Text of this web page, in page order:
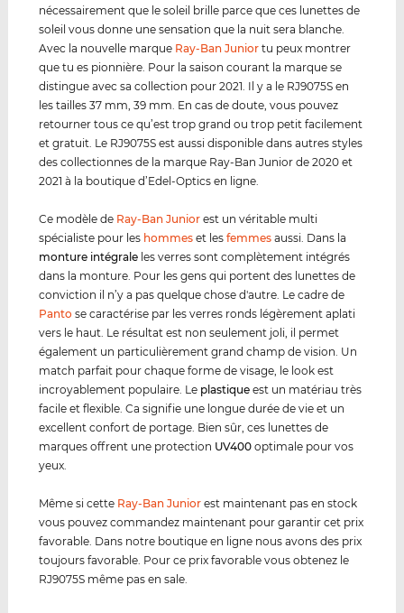
nécessairement que le soleil brille parce que ces lunettes de
soleil vous donne une sensation que la nuit sera blanche.
Avec la nouvelle marque Ray-Ban Junior tu peux montrer
que tu es pionnière. Pour la saison courant la marque se
distingue avec sa collection pour 2021. Il y a le RJ9075S en
les tailles 37 mm, 39 mm. En cas de doute, vous pouvez
retourner tous ce qu’est trop grand ou trop petit facilement
et gratuit. Le RJ9075S est aussi disponible dans autres styles
des collectionnes de la marque Ray-Ban Junior de 2020 et
2021 à la boutique d’Edel-Optics en ligne.
Ce modèle de Ray-Ban Junior est un véritable multi
spécialiste pour les hommes et lesfemmes aussi. Dans la
monture intégrale les verres sont complètement intégrés
dans la monture. Pour les gens qui portent des lunettes de
conviction il n’y a pas quelque chose d'autre. Le cadre de
Panto se caractérise par les verres ronds légèrement aplati
vers le haut. Le résultat est non seulement joli, il permet
également un particulièrement grand champ de vision. Un
match parfait pour chaque forme de visage, le look est
incroyablement populaire. Le plastique est un matériau très
facile et flexible. Ca signifie une longue durée de vie et un
excellent confort de portage. Bien sûr, ces lunettes de
marques offrent une protection UV400 optimale pour vos
yeux.
Même si cette Ray-Ban Junior est maintenant pas en stock
vous pouvez commandez maintenant pour garantir cet prix
favorable. Dans notre boutique en ligne nous avons des prix
toujours favorable. Pour ce prix favorable vous obtenez le
RJ9075S même pas en sale.